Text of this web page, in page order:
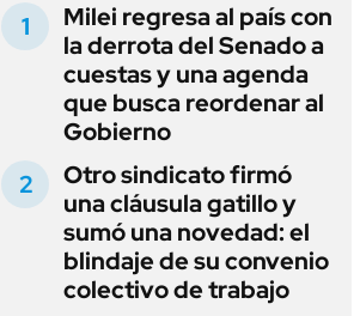
Milei regresa al país con
la derrota del Senado a
cuestas y una agenda
que busca reordenar al
Gobierno
Otro sindicato firmó
una cláusula gatillo y
sumó una novedad: el
blindaje de su convenio
colectivo de trabajo